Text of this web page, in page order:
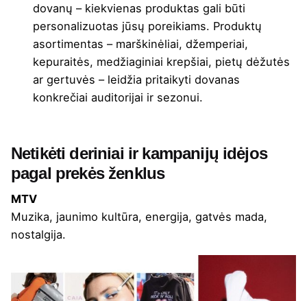
dovanų – kiekvienas produktas gali būti
personalizuotas jūsų poreikiams. Produktų
asortimentas – marškinėliai, džemperiai,
kepuraitės, medžiaginiai krepšiai, pietų dėžutės
ar gertuvės – leidžia pritaikyti dovanas
konkrečiai auditorijai ir sezonui.
Netikėti deriniai ir kampanijų idėjos
pagal prekės ženklus
MTV
Muzika, jaunimo kultūra, energija, gatvės mada,
nostalgija.